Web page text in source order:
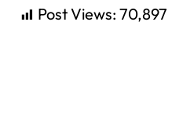
Post Views: 70,897